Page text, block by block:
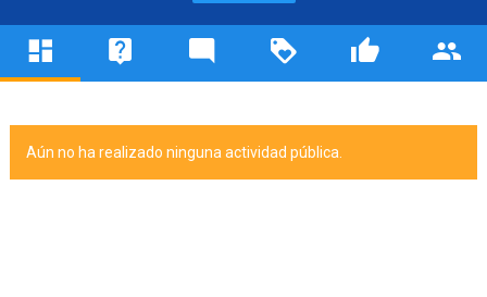
Aún no ha realizado ninguna actividad pública.